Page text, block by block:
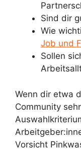
Sind dir
Wie
Job und
Sollen
Wenn dir etwa
Community
Vorsicht